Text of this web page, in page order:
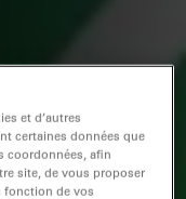
et d’autres
certaines données que
coordonnées, afin
site, de vous proposer
fonction de vos